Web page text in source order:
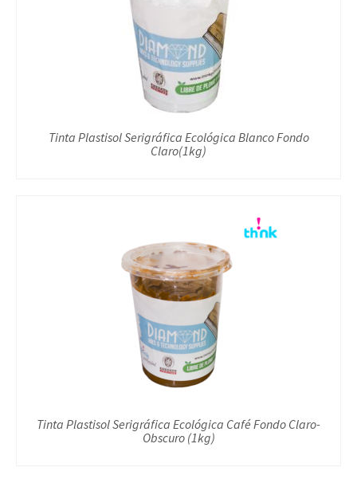
Tinta Plastisol Serigráfica Ecológica Blanco Fondo
Claro(1kg)
Tinta Plastisol Serigráfica Ecológica Café Fondo Claro-
Obscuro (1kg)